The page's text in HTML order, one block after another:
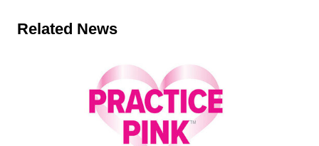
Related News